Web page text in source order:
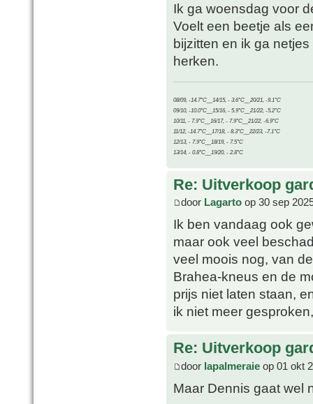
Ik ga woensdag voor
Voelt een beetje als
bijzitten en ik ga
herken.
08/09, -14.7°C__14/15, - 3.6°C__20/21, -9.1°C
09/10, -10.0°C__15/16, - 5.9°C__21/22, -5.2°C
10/11, - 7.9°C__16/17, - 7.9°C__21/22, -6.9°C
11/12, -14.7°C__17/18, - 8.3°C__22/23, -7.1°C
12/13, - 7.9°C__18/19, - 7.5°C
13/14, - 0.8°C__19/20, - 2.8°C
Re: Uitverkoop
door Lagarto op 30 sep
Ik ben vandaag ook
maar ook veel
veel moois nog, van
Brahea-kneus en de
prijs niet laten staan,
ik niet meer
Re: Uitverkoop
door lapalmeraie op 01 okt
Maar Dennis gaat wel